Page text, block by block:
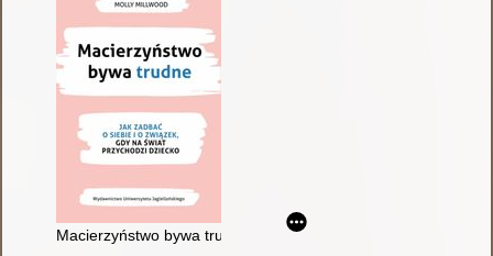
Macierzyństwo bywa trudne : jak zadbać o siebie i związek,